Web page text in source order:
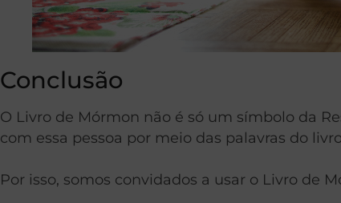
Conclusão
O Livro de Mórmon não é só um símbolo da
com essa pessoa por meio das palavras do
Por isso, somos convidados a usar o Livro de